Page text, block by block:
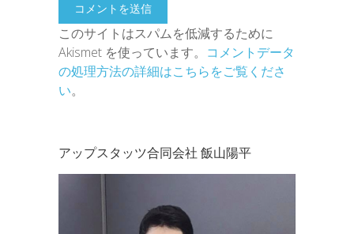
このサイトはスパムを低減するために
Akismet を使っています。 コメントデータ
の処理方法の詳細はこちらをご覧くださ
い。
アップスタッツ合同会社 飯山陽平